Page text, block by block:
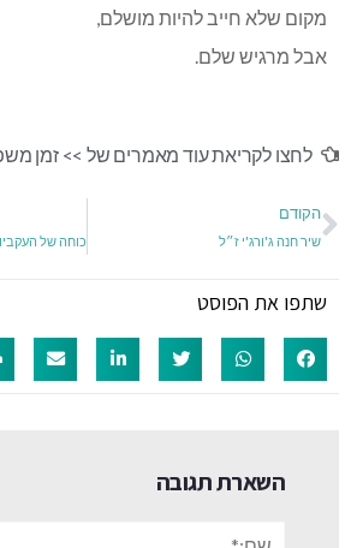
מקום שלא חייב להיות מושלם,
אבל מרגיש שלם.
לחצו לקריאת עוד מאמרים של >> זמן
הקודם
שיר חנה ג'ורג'י ז״ל
שתפו את הפוסט
השארת תגובה